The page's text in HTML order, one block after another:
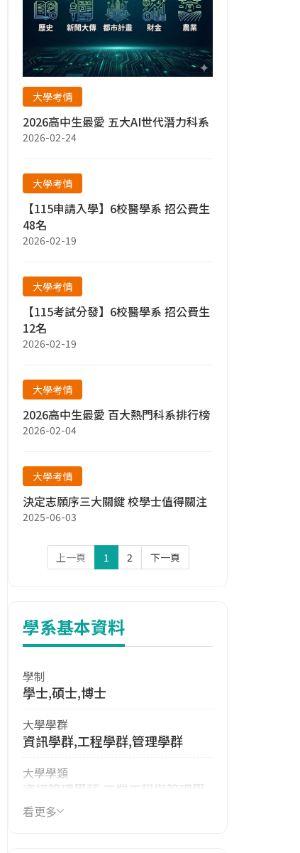
大學考情
2026高中生最愛 五大AI世代潛力科系
2026-02-24
大學考情
【115申請入學】6校醫學系 招公費生
48名
2026-02-19
大學考情
【115考試分發】6校醫學系 招公費生
12名
2026-02-19
大學考情
2026高中生最愛 百大熱門科系排行榜
2026-02-04
大學考情
決定志願序三大關鍵 校學士值得關注
2025-06-03
上一頁 1 2 下一頁
學系基本資料
學制
學士,碩士,博士
大學學群
資訊學群,工程學群,管理學群
大學學類
資訊管理學類,工業工程與管理學
類
看更多